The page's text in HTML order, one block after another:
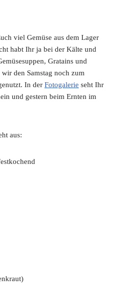
viel Gemüse aus dem Lager
habt Ihr ja bei der Kälte und
Gratains und
den Samstag noch zum
In der Fotogalerie seht Ihr
und gestern beim Ernten im
aus: